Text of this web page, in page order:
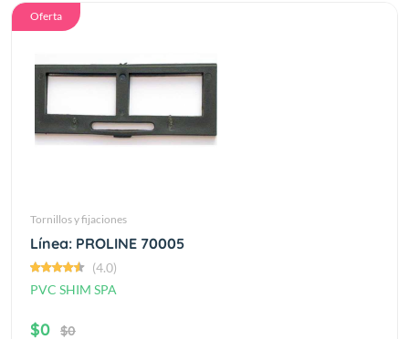
Oferta
Tornillos y fijaciones
Línea: PROLINE 70005
(4.0)
PVC SHIM SPA
$0 $0